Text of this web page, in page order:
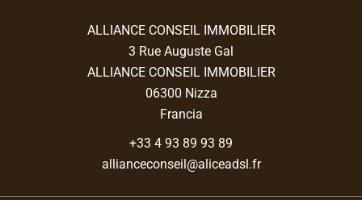
ALLIANCE CONSEIL IMMOBILIER
3 Rue Auguste Gal
ALLIANCE CONSEIL IMMOBILIER
06300 Nizza
Francia
+33 4 93 89 93 89
allianceconseil@aliceadsl.fr